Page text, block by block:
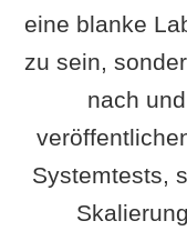
eine blanke
zu sein,
nach
Systemtests,